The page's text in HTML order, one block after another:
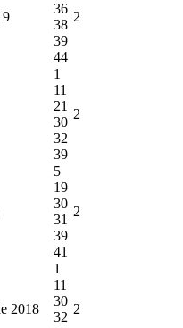
36
38
39
44
2
1
11
21
30
32
39
2
5
19
30
31
39
41
2
2018
1
11
30
32
2